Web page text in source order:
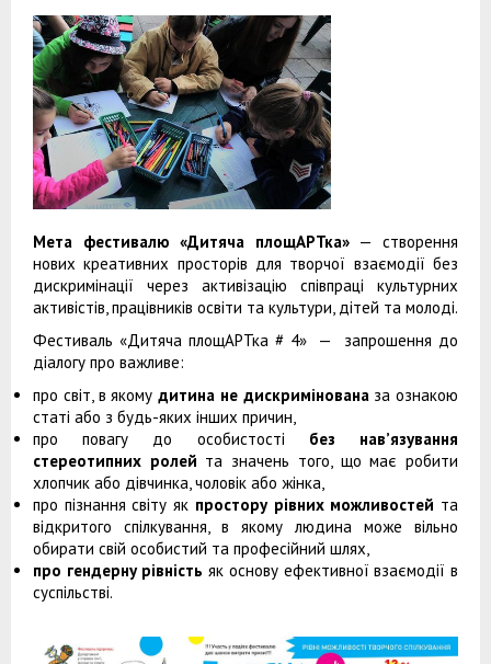
Мета фестивалю «Дитяча площАРТка»— створення
нових креативних просторів для творчої взаємодії без
дискримінації через активізацію співпраці культурних
активістів, працівників освіти та культури, дітей та молоді.
Фестиваль «Дитяча площАРТка # 4» — запрошення до
діалогу про важливе:
про світ, в якому дитина не дискримінована за ознакою
статі або з будь-яких інших причин,
про повагу до особистості без нав’язування
стереотипних ролей та значень того, що має робити
хлопчик або дівчинка, чоловік або жінка,
про пізнання світу як простору рівних можливостей та
відкритого спілкування, в якому людина може вільно
обирати свій особистий та професійний шлях,
про гендерну рівність як основу ефективної взаємодії в
суспільстві.